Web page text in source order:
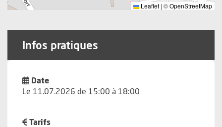
Leaflet | ©OpenStreetMap
Infos pratiques
Date
Le 11.07.2026 de 15:00 à 18:00
Tarifs